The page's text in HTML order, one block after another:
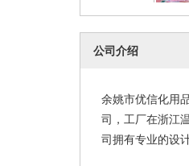
奶油胶咕卡贴
公司介绍
余姚市优信化用
司，工厂在浙江
司拥有专业的设